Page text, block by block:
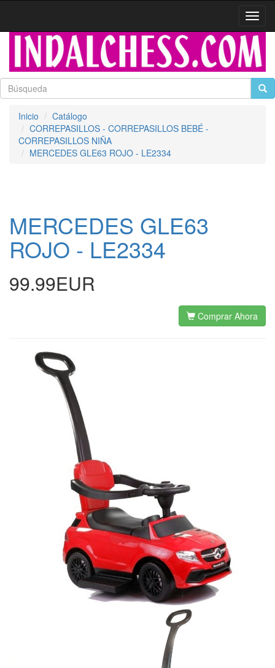
Inicio
Catálogo
CORREPASILLOS - CORREPASILLOS BEBÉ -
CORREPASILLOS NIÑA
MERCEDES GLE63 ROJO - LE2334
MERCEDES GLE63
ROJO - LE2334
99.99EUR
Comprar Ahora